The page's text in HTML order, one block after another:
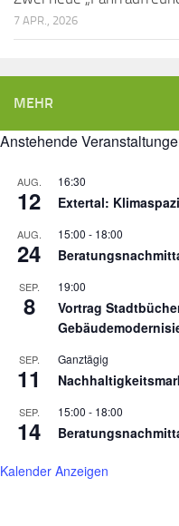
7 APR., 2026
MEHR
Anstehende
AUG.
12
16:30
Extertal:
AUG.
24
15:00 - 18:00
SEP.
8
19:00
Vortrag
SEP.
11
Ganztägig
SEP.
14
15:00 - 18:00
Kalender Anzeigen